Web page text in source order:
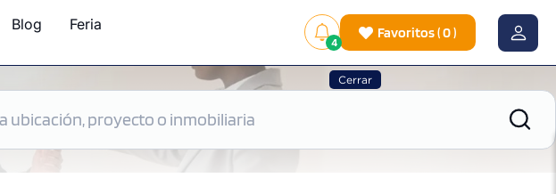
Blog Feria
4
Favoritos(0)
Cerrar